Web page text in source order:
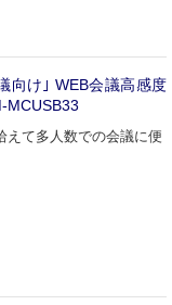
向け｣ WEB会議高感度
MCUSB33
えて多人数での会議に便